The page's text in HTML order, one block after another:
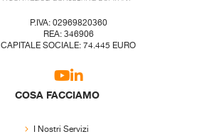
P.IVA: 02969820360
REA: 346906
CAPITALE SOCIALE: 74.445 EURO
COSA FACCIAMO
I Nostri Servizi